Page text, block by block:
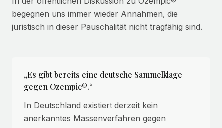
begegnen uns immer wieder Annahmen, die
juristisch in dieser Pauschalität nicht tragfähig sind.
„Es gibt bereits eine deutsche Sammelklage
gegen Ozempic®.“
In Deutschland existiert derzeit kein
anerkanntes Massenverfahren gegen